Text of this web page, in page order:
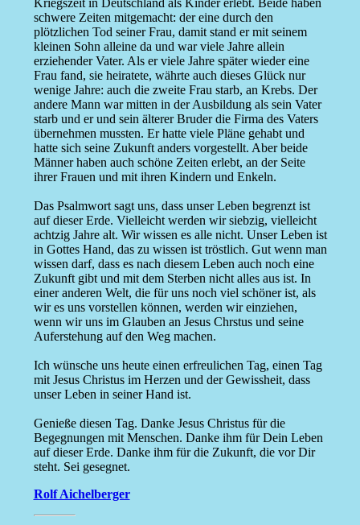
Kriegszeit in Deutschland als Kinder erlebt. Beide haben
schwere Zeiten mitgemacht: der eine durch den
plötzlichen Tod seiner Frau, damit stand er mit seinem
kleinen Sohn alleine da und war viele Jahre allein
erziehender Vater. Als er viele Jahre später wieder eine
Frau fand, sie heiratete, währte auch dieses Glück nur
wenige Jahre: auch die zweite Frau starb, an Krebs. Der
andere Mann war mitten in der Ausbildung als sein Vater
starb und er und sein älterer Bruder die Firma des Vaters
übernehmen mussten. Er hatte viele Pläne gehabt und
hatte sich seine Zukunft anders vorgestellt. Aber beide
Männer haben auch schöne Zeiten erlebt, an der Seite
ihrer Frauen und mit ihren Kindern und Enkeln.
Das Psalmwort sagt uns, dass unser Leben begrenzt ist
auf dieser Erde. Vielleicht werden wir siebzig, vielleicht
achtzig Jahre alt. Wir wissen es alle nicht. Unser Leben ist
in Gottes Hand, das zu wissen ist tröstlich. Gut wenn man
wissen darf, dass es nach diesem Leben auch noch eine
Zukunft gibt und mit dem Sterben nicht alles aus ist. In
einer anderen Welt, die für uns noch viel schöner ist, als
wir es uns vorstellen können, werden wir einziehen,
wenn wir uns im Glauben an Jesus Chrstus und seine
Auferstehung auf den Weg machen.
Ich wünsche uns heute einen erfreulichen Tag, einen Tag
mit Jesus Christus im Herzen und der Gewissheit, dass
unser Leben in seiner Hand ist.
Genieße diesen Tag. Danke Jesus Christus für die
Begegnungen mit Menschen. Danke ihm für Dein Leben
auf dieser Erde. Danke ihm für die Zukunft, die vor Dir
steht. Sei gesegnet.
Rolf Aichelberger